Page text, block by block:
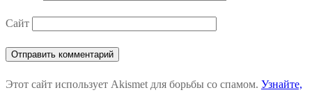
Сайт
Этот сайт использует Akismet для борьбы со спамом. Узнайте,